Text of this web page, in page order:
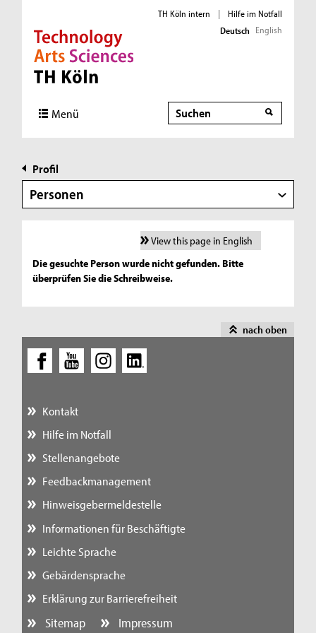
Direkt zur Hauptnavigation
Direkt zur Subnavigation
Direkt zum Inhalt
Direkt zum Fußbereich
TH Köln intern |
Hilfe im Notfall
Deutsch English
Menü Suche
Profil
Personen
View this page in English
Die gesuchte Person wurde nicht gefunden. Bitte
überprüfen Sie die Schreibweise.
nach oben
Kontakt
Hilfe im Notfall
Stellenangebote
Feedbackmanagement
Hinweisgebermeldestelle
Informationen für Beschäftigte
Leichte Sprache
Gebärdensprache
Erklärung zur Barrierefreiheit
Sitemap Impressum